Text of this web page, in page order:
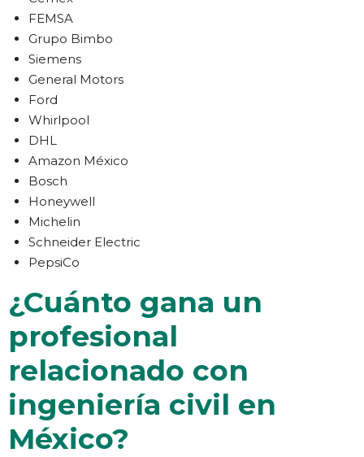
FEMSA
Grupo Bimbo
Siemens
General Motors
Ford
Whirlpool
DHL
Amazon México
Bosch
Honeywell
Michelin
Schneider Electric
PepsiCo
¿Cuánto gana un
profesional
relacionado con
ingeniería civil en
México?